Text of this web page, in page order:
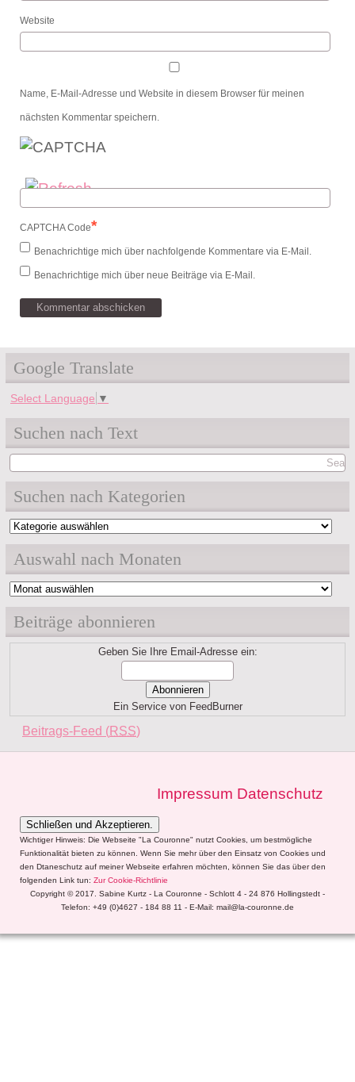
Website
Name, E-Mail-Adresse und Website in diesem Browser für meinen
nächsten Kommentar speichern.
CAPTCHA Code*
Benachrichtige mich über nachfolgende Kommentare via E-Mail.
Benachrichtige mich über neue Beiträge via E-Mail.
Google Translate
Select Language ▼
Suchen nach Text
Suchen nach Kategorien
Suchen
Kategorien
Auswahl nach Monaten
Auswahl
Monaten
Beiträge abonnieren
Geben Sie Ihre Email-Adresse ein:
Ein Service von FeedBurner
Beitrags-Feed (RSS)
Impressum Datenschutz
Wichtiger Hinweis: Die Webseite "La Couronne" nutzt Cookies, um bestmögliche
Funktionalität bieten zu können. Wenn Sie mehr über den Einsatz von Cookies und
den Dtaneschutz auf meiner Webseite erfahren möchten, können Sie das über den
folgenden Link tun: Zur Cookie-Richtlinie
Copyright © 2017. Sabine Kurtz - La Couronne - Schlott 4 - 24 876 Hollingstedt -
Telefon: +49 (0)4627 - 184 88 11 - E-Mail: mail@la-couronne.de